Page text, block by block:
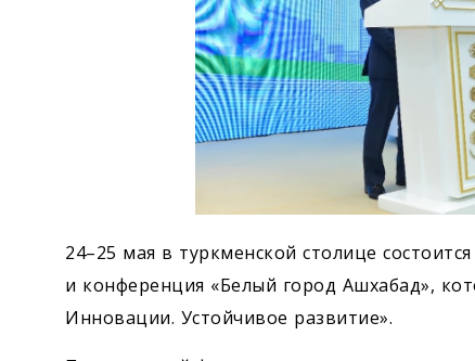
Спорт
24–25 мая в туркменской столице
и конференция «Белый город Ашхабад»,
Инновации. Устойчивое развитие».